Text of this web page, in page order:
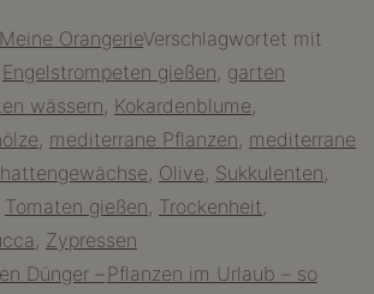
Meine OrangerieVerschlagwortet mit
Engelstrompeten gießen, garten
wässern, Kokardenblume,
, mediterrane Pflanzen, mediterrane
, Olive, Sukkulenten,
Tomaten gießen, Trockenheit,
, Zypressen
Dünger –Pflanzen im Urlaub – so